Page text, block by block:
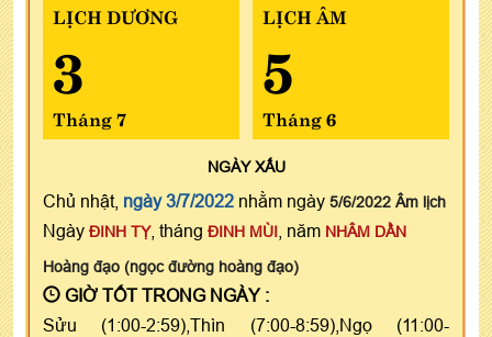
LỊCH DƯƠNG
3
Tháng 7
LỊCH ÂM
5
Tháng 6
NGÀYXẤU
Chủ nhật, ngày 3/7/2022 nhằm ngày 5/6/2022 Âm lịch
Ngày ĐINH TỴ, tháng ĐINH MÙI , năm NHÂM DẦN
Hoàng đạo (ngọc đường hoàng đạo)
GIỜ TỐT TRONG NGÀY :
Sửu (1:00-2:59),Thìn (7:00-8:59),Ngọ (11:00-